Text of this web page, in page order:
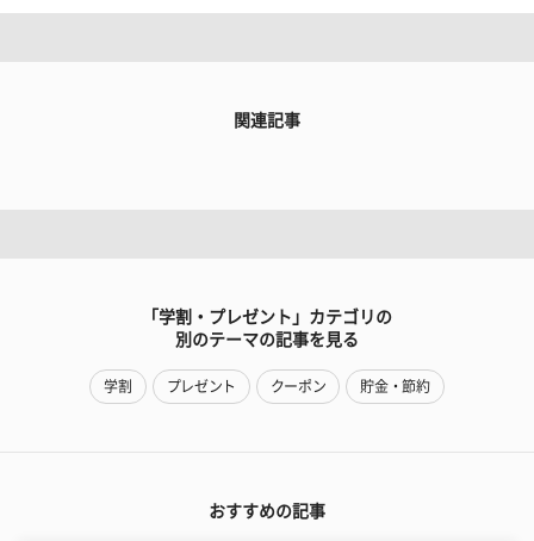
関連記事
「学割・プレゼント」カテゴリの
別のテーマの記事を見る
学割 プレゼント クーポン 貯金・節約
おすすめの記事